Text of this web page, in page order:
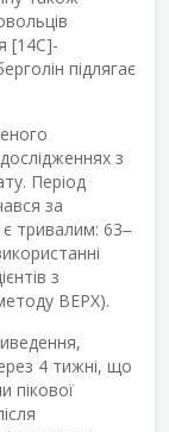
[14C]-
підлягає
з
Період
за
тривалим: 63‒
з
ВЕРХ).
4 тижні, що
пікової